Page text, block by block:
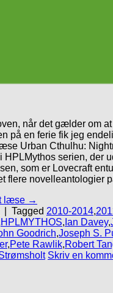
når det gælder om
på en ferie fik jeg
Urban Cthulhu:
HPLMythos serien, der
som er Lovecraft
flere novelleantologier
læse →
Tagged 2010-2014,
HPLMYTHOS, Ian Davey,
Goodrich,Joseph S.
,Pete Rawlik,Robert
Skriv en